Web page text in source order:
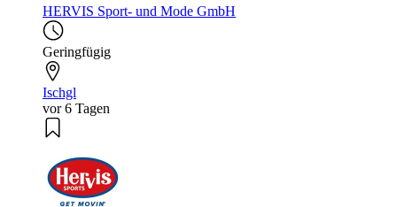
HERVIS Sport- und Mode GmbH
Geringfügig
Ischgl
vor 6 Tagen